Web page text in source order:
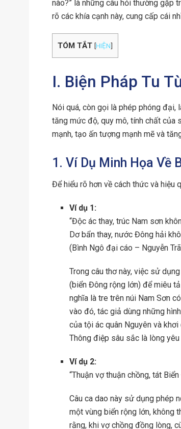
nào?” là những câu hỏi thường gặp
rõ các khía cạnh này, cung cấp cái
TÓM TẮT [HIỆN]
I. Biện Pháp Tu
Nói quá, còn gọi là phép phóng
tăng mức độ, quy mô, tính chất của
mạnh, tạo ấn tượng mạnh mẽ và
1. Ví Dụ Minh Họa Về
Để hiểu rõ hơn về cách thức và hiệu
Ví dụ 1:
“Độc ác thay, trúc Nam sơn
Dơ bẩn thay, nước Đông hải
(Bình Ngô đại cáo – Nguyễn
Trong câu thơ này, việc sử
(biển Đông rộng lớn) để miêu
nghĩa là tre trên núi Nam Sơn
vào đó, tác giả dùng những
của tội ác quân Nguyên và
Thông điệp sâu sắc là lòng
Ví dụ 2:
“Thuận vợ thuận chồng, tát
Câu ca dao này sử dụng phép
một vùng biển rộng lớn, không
rằng, khi vợ chồng đồng lòng,